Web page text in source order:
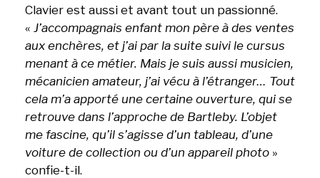
Clavier est aussi et avant tout un passionné.
« J’accompagnais enfant mon père à des ventes
aux enchères, et j’ai par la suite suivi le cursus
menant à ce métier. Mais je suis aussi musicien,
mécanicien amateur, j’ai vécu à l’étranger… Tout
cela m’a apporté une certaine ouverture, qui se
retrouve dans l’approche de Bartleby. L’objet
me fascine, qu’il s’agisse d’un tableau, d’une
voiture de collection ou d’un appareil photo »
confie-t-il.